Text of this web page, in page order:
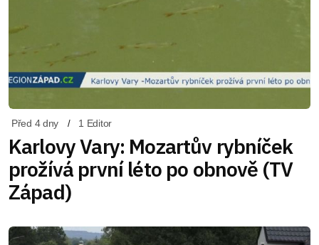
Před 4 dny 1 Editor
Karlovy Vary: Mozartův rybníček
prožívá první léto po obnově (TV
Západ)